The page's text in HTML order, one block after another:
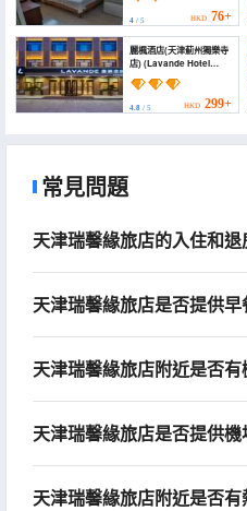
4 / 5 HKD 76+
麗楓酒店(天津薊州獨樂寺
店) (Lavande Hotel
(Tianjin Jizhou Dulesi))
4.8 / 5 HKD 299+
常見問題
天津瑞馨緣旅店的入住和退
天津瑞馨緣旅店是否提供早
天津瑞馨緣旅店附近是否有
天津瑞馨緣旅店是否提供機
天津瑞馨緣旅店附近是否有